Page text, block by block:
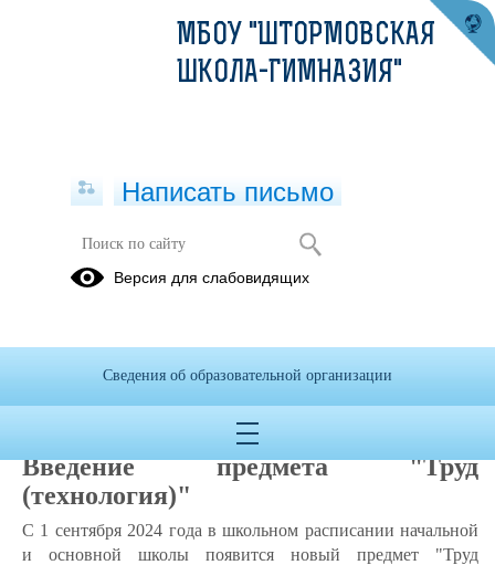
Труд (технология)
Введение предмета "Труд
(технология)"
С 1 сентября 2024 года в школьном расписании начальной
и основной школы появится новый предмет "Труд
МБОУ "ШТОРМОВСКАЯ
ШКОЛА-ГИМНАЗИЯ"
Написать письмо
Версия для слабовидящих
Сведения об образовательной организации